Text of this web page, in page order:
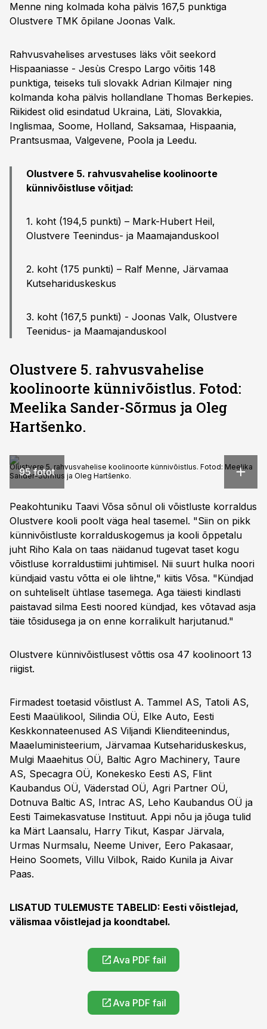
Menne ning kolmada koha pälvis 167,5 punktiga
Olustvere TMK õpilane Joonas Valk.
Rahvusvahelises arvestuses läks võit seekord
Hispaaniasse - Jesùs Crespo Largo võitis 148
punktiga, teiseks tuli slovakk Adrian Kilmajer ning
kolmanda koha pälvis hollandlane Thomas Berkepies.
Riikidest olid esindatud Ukraina, Läti, Slovakkia,
Inglismaa, Soome, Holland, Saksamaa, Hispaania,
Prantsusmaa, Valgevene, Poola ja Leedu.
Olustvere 5. rahvusvahelise koolinoorte
künnivõistluse võitjad:
1. koht (194,5 punkti) – Mark-Hubert Heil,
Olustvere Teenindus- ja Maamajanduskool
2. koht (175 punkti) – Ralf Menne, Järvamaa
Kutsehariduskeskus
3. koht (167,5 punkti) - Joonas Valk, Olustvere
Teenidus- ja Maamajanduskool
Olustvere 5. rahvusvahelise
koolinoorte künnivõistlus. Fotod:
Meelika Sander-Sõrmus ja Oleg
Hartšenko.
95 fotot
Olustvere 5. rahvusvahelise koolinoorte künnivõistlus. Fotod: Meelika
Sander-Sõrmus ja Oleg Hartšenko.
Peakohtuniku Taavi Võsa sõnul oli võistluste korraldus
Olustvere kooli poolt väga heal tasemel. "Siin on pikk
künnivõistluste korralduskogemus ja kooli õppetalu
juht Riho Kala on taas näidanud tugevat taset kogu
võistluse korraldustiimi juhtimisel. Nii suurt hulka noori
kündjaid vastu võtta ei ole lihtne," kiitis Võsa. "Kündjad
on suhteliselt ühtlase tasemega. Aga täiesti kindlasti
paistavad silma Eesti noored kündjad, kes võtavad asja
täie tõsidusega ja on enne korralikult harjutanud."
Olustvere künnivõistlusest võttis osa 47 koolinoort 13
riigist.
Firmadest toetasid võistlust A. Tammel AS, Tatoli AS,
Eesti Maaülikool, Silindia OÜ, Elke Auto, Eesti
Keskkonnateenused AS Viljandi Klienditeenindus,
Maaeluministeerium, Järvamaa Kutsehariduskeskus,
Mulgi Maaehitus OÜ, Baltic Agro Machinery, Taure
AS, Specagra OÜ, Konekesko Eesti AS, Flint
Kaubandus OÜ, Väderstad OÜ, Agri Partner OÜ,
Dotnuva Baltic AS, Intrac AS, Leho Kaubandus OÜ ja
Eesti Taimekasvatuse Instituut. Appi nõu ja jõuga tulid
ka Märt Laansalu, Harry Tikut, Kaspar Järvala,
Urmas Nurmsalu, Neeme Univer, Eero Pakasaar,
Heino Soomets, Villu Vilbok, Raido Kunila ja Aivar
Paas.
LISATUD TULEMUSTE TABELID: Eesti võistlejad,
välismaa võistlejad ja koondtabel.
Ava PDF fail
Ava PDF fail